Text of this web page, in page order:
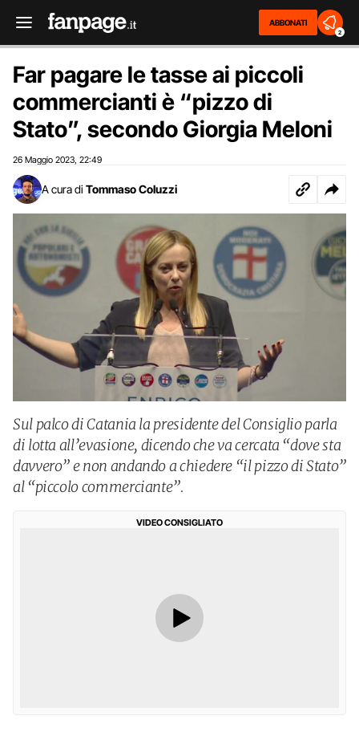
ABBONATI
2
Far pagare le tasse ai piccoli
commercianti è “pizzo di
Stato”, secondo Giorgia Meloni
26 Maggio 2023 22:49
A cura di Tommaso Coluzzi
Sul palco di Catania la presidente del Consiglio parla
di lotta all’evasione, dicendo che va cercata “dove sta
davvero” e non andando a chiedere “il pizzo di Stato”
al “piccolo commerciante”.
VIDEO CONSIGLIATO